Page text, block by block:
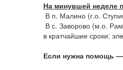
На минувшей неделе
В п. Малино (г.о.
В с. Заворово (м.о.
в кратчайшие сроки:
Если нужна помощь